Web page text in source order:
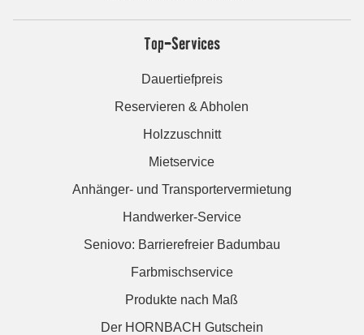
Top-Services
Dauertiefpreis
Reservieren & Abholen
Holzzuschnitt
Mietservice
Anhänger- und Transportervermietung
Handwerker-Service
Seniovo: Barrierefreier Badumbau
Farbmischservice
Produkte nach Maß
Der HORNBACH Gutschein